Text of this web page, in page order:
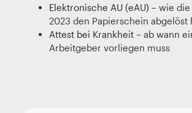
Elektronische AU (eAU) – wie
2023 den Papierschein abgelöst
Attest bei Krankheit – ab wann
Arbeitgeber vorliegen muss